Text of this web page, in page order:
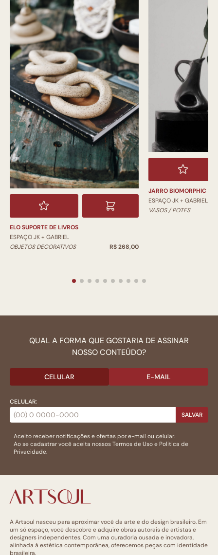
ELO SUPORTE DE LIVROS
ESPAÇO JK + GABRIEL
OBJETOS DECORATIVOS
R$ 268,00
JARRO BIOMORPHIC
ESPAÇO JK + GABRIEL
VASOS / POTES
QUAL A FORMA QUE GOSTARIA DE ASSINAR
NOSSO CONTEÚDO?
CELULAR E-MAIL
CELULAR:
SALVAR
Aceito receber notificações e ofertas por e-mail ou celular.
Ao se cadastrar você aceita nossosTermos de Usoe Politica de
Privacidade.
A Artsoul nasceu para aproximar você da arte e do design brasileiro. Em
um só espaço, você descobre e adquire obras autorais de artistas e
designers independentes. Com uma curadoria ousada e inovadora,
alinhada à estética contemporânea, oferecemos peças com identidade
brasileira.